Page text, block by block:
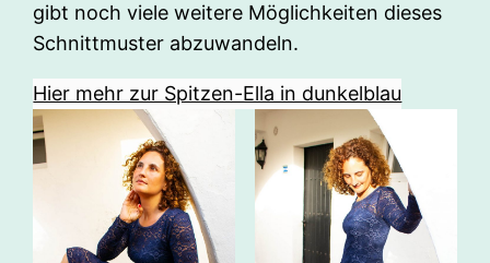
gibt noch viele weitere Möglichkeiten dieses
Schnittmuster abzuwandeln.
Hier mehr zur Spitzen-Ella in dunkelblau